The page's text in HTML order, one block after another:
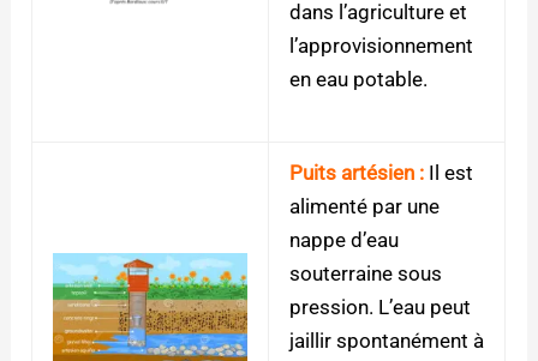
dans l’agriculture et
l’approvisionnement
en eau potable.
Puits artésien : Il est
alimenté par une
nappe d’eau
souterraine sous
pression. L’eau peut
jaillir spontanément à